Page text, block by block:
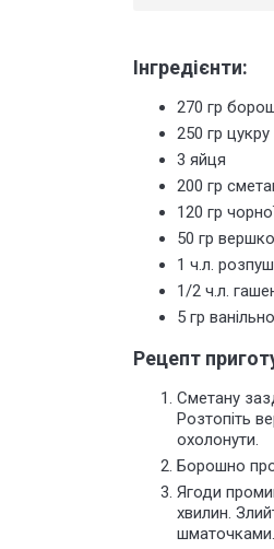
Інгредієнти:
270 гр
250 гр цукру
3 яйця
200 гр
120 гр
50 гр
1 ч.л.
1/2 ч.л.
5 гр
Рецепт
Сметану
Розтопіть
охолонути.
Борошно
Ягоди
хвилин.
шматочками.